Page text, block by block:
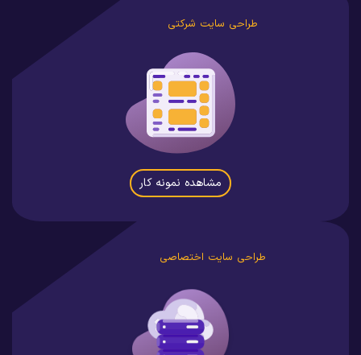
طراحی سایت شرکتی
مشاهده نمونه کار
طراحی سایت اختصاصی